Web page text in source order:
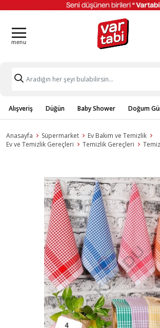
Alışveriş Düğün Baby Shower Doğum
Anasayfa Süpermarket
Ev Bakım ve Temizlik
Ev ve Temizlik Gereçleri
Temizlik Gereçleri